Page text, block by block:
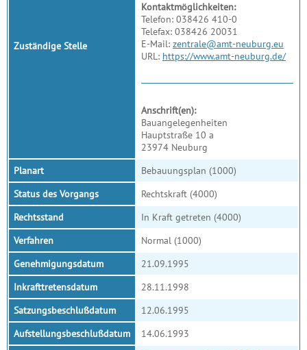
Zuständige Stelle
Kontaktmöglichkeiten:
Telefon: 038426 410-0
Telefax: 038426 20031
E-Mail: zentrale@amt-neuburg.eu
URL: https://www.amt-neuburg.de/
Anschrift(en):
Bauangelegenheiten
Hauptstraße 10 a
23974 Neuburg
Planart
Bebauungsplan (1000)
Status des Vorgangs
Rechtskraft (4000)
Rechtsstand
In Kraft getreten (4000)
Verfahren
Normal (1000)
Genehmigungsdatum
21.09.1995
Inkrafttretensdatum
28.11.1998
Satzungsbeschlußdatum
12.06.1995
Aufstellungsbeschlußdatum
14.06.1993